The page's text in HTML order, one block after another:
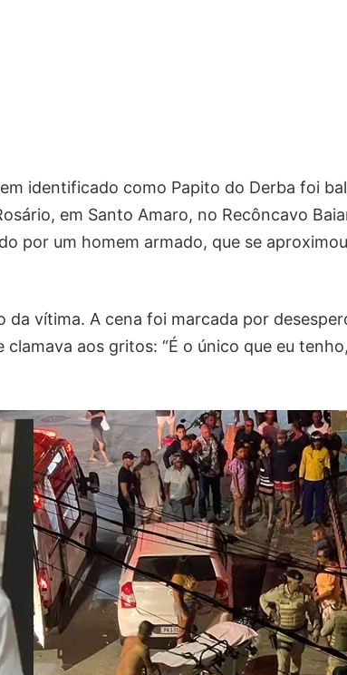
identificado como Papito do Derba foi
em Santo Amaro, no Recôncavo
por um homem armado, que se
vítima. A cena foi marcada por
aos gritos: “É o único que eu